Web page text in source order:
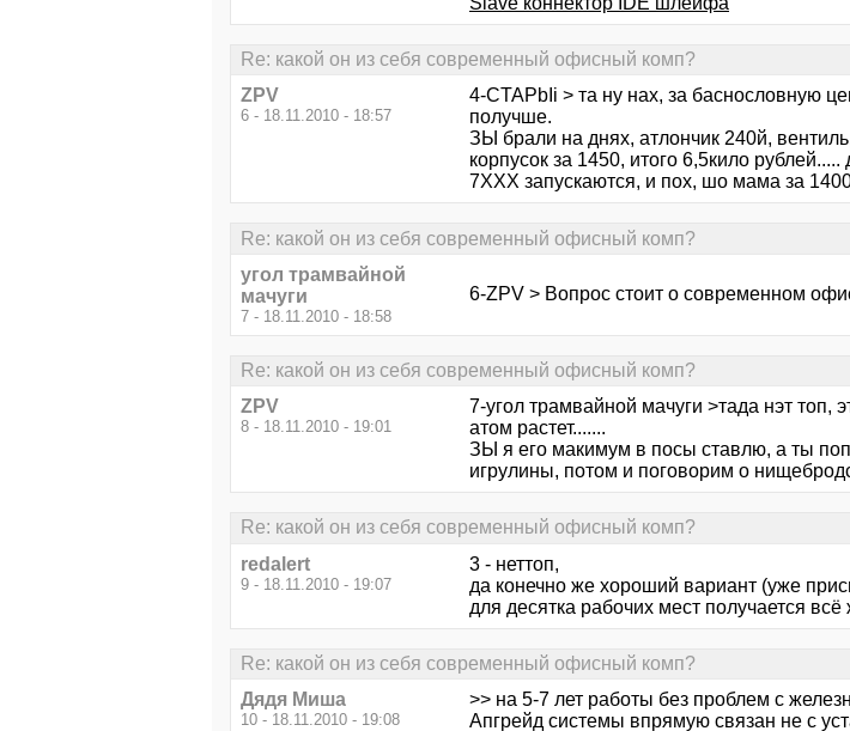
Re: какой он из себя современный офисный комп?
ZPV
6 - 18.11.2010 - 18:57
4-CTAPbIi > та ну нах, за баснословную
получше.
ЗЫ брали на днях, атлончик 240й,
корпусок за 1450, итого 6,5кило
7ХХХ запускаются, и пох, шо мама за 1400
Re: какой он из себя современный офисный комп?
угол трамвайной
мачуги
7 - 18.11.2010 - 18:58
6-ZPV > Вопрос стоит о современном
Re: какой он из себя современный офисный комп?
ZPV
8 - 18.11.2010 - 19:01
7-угол трамвайной мачуги >тада нэт топ,
атом растет.......
ЗЫ я его макимум в посы ставлю, а ты
игрулины, потом и поговорим о
Re: какой он из себя современный офисный комп?
redalert
9 - 18.11.2010 - 19:07
3 - неттоп,
да конечно же хороший вариант (уже
для десятка рабочих мест получается всё
Re: какой он из себя современный офисный комп?
Дядя Миша
10 - 18.11.2010 - 19:08
>> на 5-7 лет работы без проблем с
Апгрейд системы впрямую связан не с